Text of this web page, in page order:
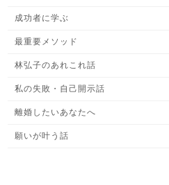
成功者に学ぶ
最重要メソッド
林弘子のあれこれ話
私の失敗・自己開示話
離婚したいあなたへ
願いが叶う話